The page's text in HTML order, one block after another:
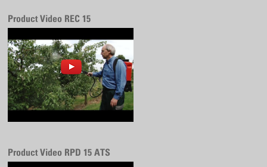
Product Video REC 15
Product Video RPD 15 ATS